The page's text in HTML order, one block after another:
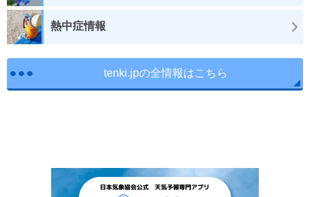
熱中症情報
tenki.jpの全情報はこちら